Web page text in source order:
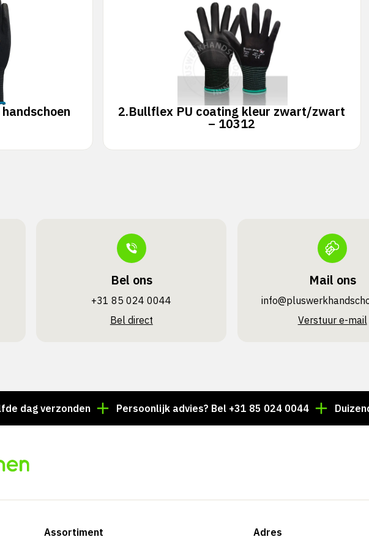
2.Bullflex PU coating kleur zwart/zwart
– 10312
Bel ons
+31 85 024 0044
Bel direct
Mail ons
Verstuur e-mail
verzonden Persoonlijk advies? Bel +31 85 024 0044 Duizenden
Assortiment
Adres